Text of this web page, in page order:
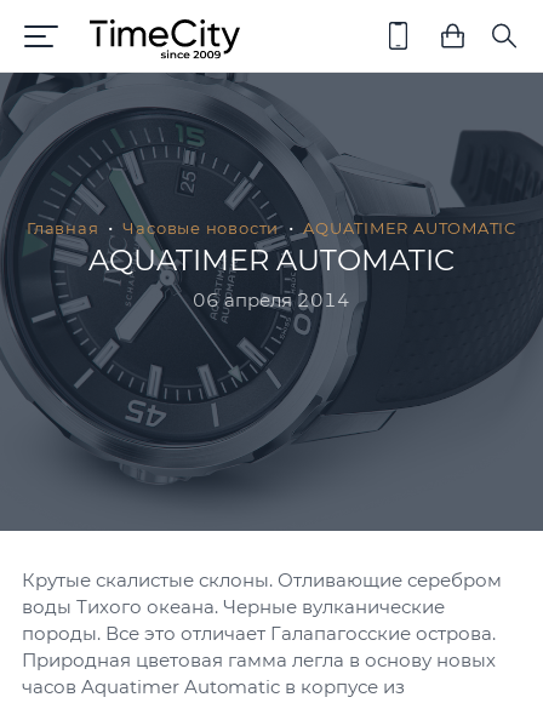
Главная Часовые новости AQUATIMER AUTOMATIC
AQUATIMER AUTOMATIC
06 апреля 2014
Крутые скалистые склоны. Отливающие серебром
воды Тихого океана. Черные вулканические
породы. Все это отличает Галапагосские острова.
Природная цветовая гамма легла в основу новых
часов Aquatimer Automatic в корпусе из